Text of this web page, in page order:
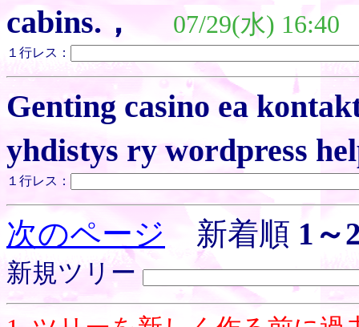
cabins.，
07/29(水) 16:40
１行レス：
Genting casino ea
yhdistys ry wordpress
１行レス：
次のページ 新着順 1～
新規ツリー